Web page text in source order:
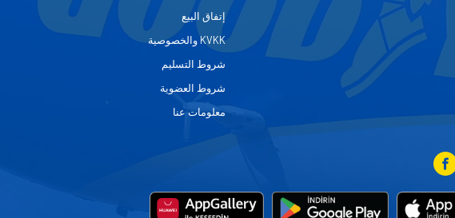
إتفاق البيع
KVKK والخصوصية
شروط التسليم
شروط العضوية
معلومات عنا